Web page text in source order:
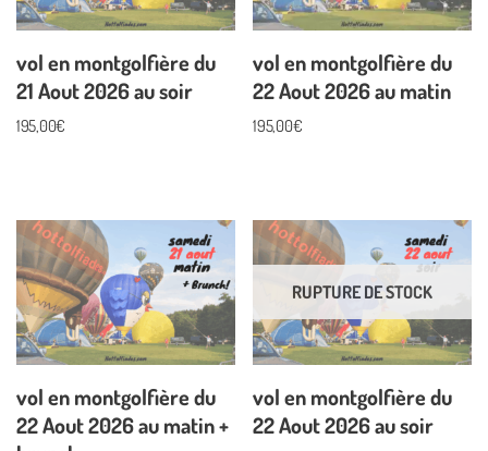
vol en montgolfière du
21 Aout 2026 au soir
195,00€
vol en montgolfière du
22 Aout 2026 au matin
195,00€
vol en montgolfière du
22 Aout 2026 au matin +
RUPTURE DE STOCK
vol en montgolfière du
22 Aout 2026 au soir